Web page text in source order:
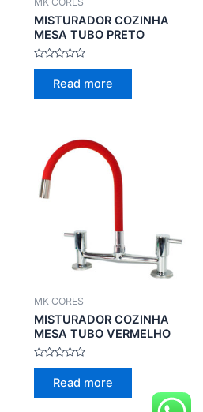
MISTURADOR COZINHA
MESA TUBO PRETO
Rated
Read more
MK CORES
MISTURADOR COZINHA
MESA TUBO VERMELHO
Rated
Read more